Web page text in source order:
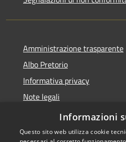
Amministrazione trasparente
Albo Pretorio
Informativa privacy
Note legali
Dichiarazione di accessibilità
Informazioni
Questo sito web utilizza cookie